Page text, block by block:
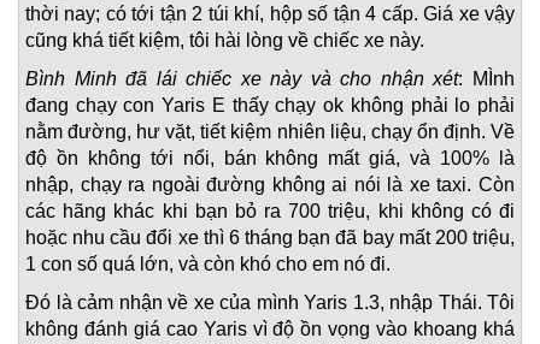
thời nay; có tới tận 2 túi khí, hộp số tận 4 cấp. Giá xe vậy
cũng khá tiết kiệm, tôi hài lòng về chiếc xe này.
Bình Minh đã lái chiếc xe này và cho nhận xét: MÌnh
đang chạy con Yaris E thấy chạy ok không phải lo phải
nằm đường, hư vặt, tiết kiệm nhiên liệu, chạy ổn định. Về
độ ồn không tới nổi, bán không mất giá, và 100% là
nhập, chạy ra ngoài đường không ai nói là xe taxi. Còn
các hãng khác khi bạn bỏ ra 700 triệu, khi không có đi
hoặc nhu cầu đổi xe thì 6 tháng bạn đã bay mất 200 triệu,
1 con số quá lớn, và còn khó cho em nó đi.
Đó là cảm nhận về xe của mình Yaris 1.3, nhập Thái. Tôi
không đánh giá cao Yaris vì độ ồn vọng vào khoang khá